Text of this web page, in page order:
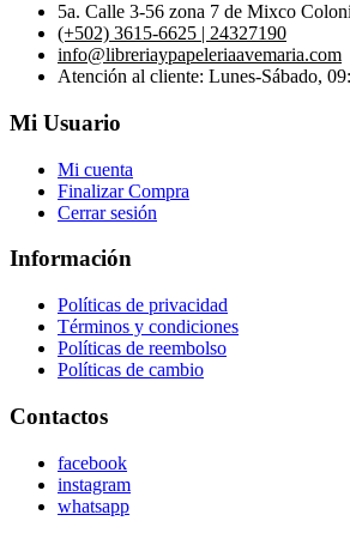
5a. Calle 3-56 zona 7 de Mixco
(+502) 3615-6625 | 24327190
info@libreriaypapeleriaavemaria.com
Atención al cliente: Lunes-Sábado,
Mi Usuario
Mi cuenta
Finalizar Compra
Cerrar sesión
Información
Políticas de privacidad
Términos y condiciones
Políticas de reembolso
Políticas de cambio
Contactos
facebook
instagram
whatsapp